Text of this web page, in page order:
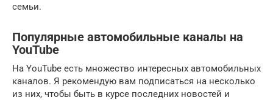
семьи.
Популярные автомобильные каналы на
YouTube
На YouTube есть множество интересных автомобильных
каналов. Я рекомендую вам подписаться на несколько
из них, чтобы быть в курсе последних новостей и